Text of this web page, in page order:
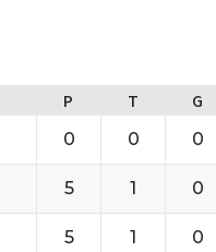
P T G
0 0 0
5 1 0
5 1 0